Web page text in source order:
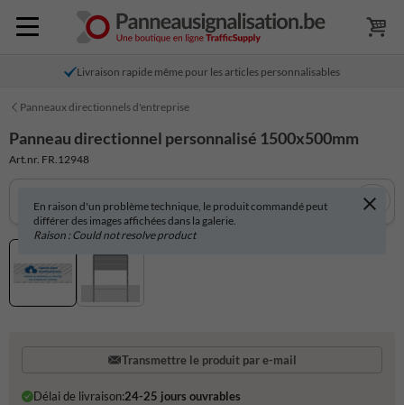
Livraison rapide même pour les articles personnalisables
Panneaux directionnels d'entreprise
Panneau directionnel personnalisé 1500x500mm
Art.nr. FR.12948
En raison d'un problème technique, le produit commandé peut
différer des images affichées dans la galerie.
Raison : Could not resolve product
Transmettre le produit par e-mail
Délai de livraison:24-25 jours ouvrables